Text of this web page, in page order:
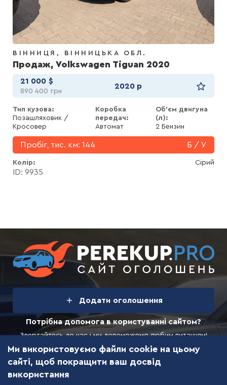
ВІННИЦЯ ВІННИЦЬКА ОБЛ.
Продаж, Volkswagen Tiguan 2020
21 000 $
890 400 грн
2020 р
Тип кузова:
Позашляховик /
Кросовер
Коробка
передач:
Автомат
Об'єм двигуна
(л):
2 Бензин
Пробіг, тис. км: 144 Б / У
Колір Сірий
ID: 9935
Перші два оголошення
Додати оголошення
Потрібна допомога в користуванні сайтом?
Звертайтесь до нас і ми допоможемо любим питанням!
Зворотній зв’язок
Ми використовуємо файли cookie на цьому
сайті, щоб покращити ваш досвід
використання